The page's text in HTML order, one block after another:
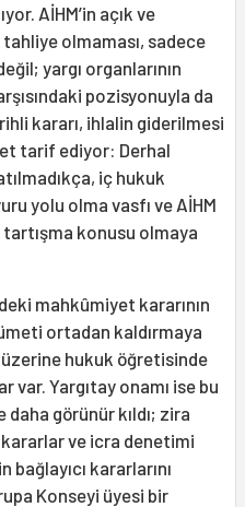
AİHM’in açık ve
tahliye olmaması, sadece
yargı organlarının
pozisyonuyla da
kararı, ihlalin giderilmesi
tarif ediyor: Derhal
iç hukuk
yolu olma vasfı ve AİHM
tartışma konusu olmaya
mahkûmiyet kararının
ortadan kaldırmaya
üzerine hukuk öğretisinde
var. Yargıtay onamı ise bu
görünür kıldı; zira
kararlar ve icra denetimi
bağlayıcı kararlarını
Konseyi üyesi bir